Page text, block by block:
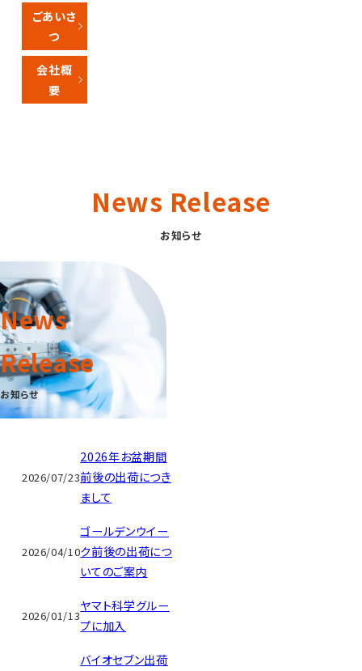
ごあいさ
つ
会社概
要
News Release
お知らせ
News
Release
お知らせ
2026/07/23
2026年お盆期間
前後の出荷につき
まして
2026/04/10
ゴールデンウイー
ク前後の出荷につ
いてのご案内
2026/01/13
ヤマト科学グルー
プに加入
バイオセブン出荷